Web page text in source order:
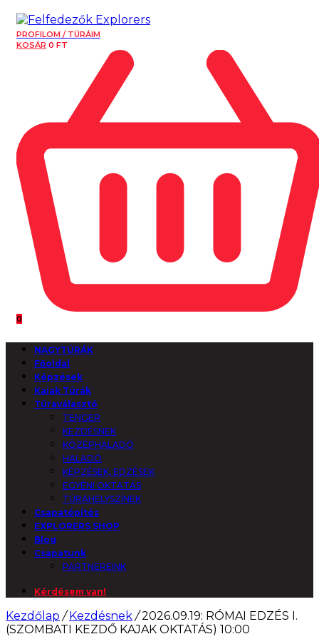
PROFILOM / TÚRÁIM
KOSÁR 0 FT
0
NAGYTÚRÁK
Főoldal
Képzések
Kajak Túrák
Túraválasztó
TENGER
KEZDÉSNEK
KÖZÉPHALADÓ
HALADÓ
KÉPZÉSEK, EDZÉSEK
EGYÉNI OKTATÁS
TÚRAHELYSZÍNEK
Csapatépítés
EXPLORERS SHOP
Blog
Csapatunk
PARTNEREINK
Kérdésem van!
Kezdőlap / Kezdésnek /2026.09.19: RÓMAI EDZÉS I.
(SZOMBATI KEZDŐ KAJAK OKTATÁS) 10:00